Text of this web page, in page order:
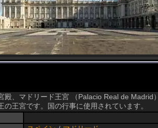
殿、マドリード王宮 （Palacio Real de
の王宮です。国の行事に使用されています。